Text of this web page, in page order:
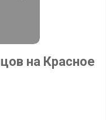
на Красное